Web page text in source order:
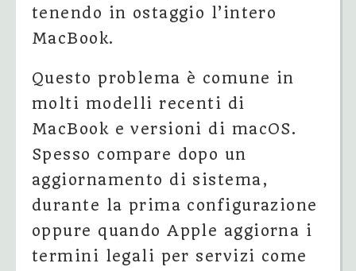
tenendo in ostaggio l’intero
MacBook.
Questo problema è comune in
molti modelli recenti di
MacBook e versioni di macOS.
Spesso compare dopo un
aggiornamento di sistema,
durante la prima configurazione
oppure quando Apple aggiorna i
termini legali per servizi come